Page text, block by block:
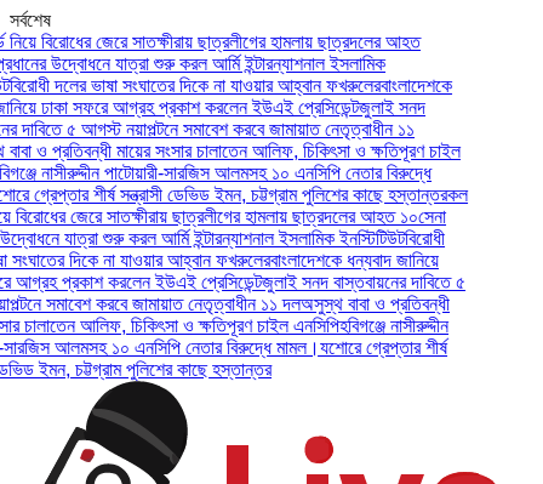
সর্বশেষ
জেরে সাতক্ষীরায় ছাত্রলীগের হামলায় ছাত্রদলের আহত
উদ্বোধনে যাত্রা শুরু করল আর্মি ইন্টারন্যাশনাল ইসলামিক
দলের ভাষা সংঘাতের দিকে না যাওয়ার আহ্বান ফখরুলেরবাংলাদেশকে
ঢাকা সফরে আগ্রহ প্রকাশ করলেন ইউএই প্রেসিডেন্টজুলাই সনদ
৫ আগস্ট নয়াপল্টনে সমাবেশ করবে জামায়াত নেতৃত্বাধীন ১১
মায়ের সংসার চালাতেন আলিফ, চিকিৎসা ও ক্ষতিপূরণ চাইল
পাটোয়ারী-সারজিস আলমসহ ১০ এনসিপি নেতার বিরুদ্ধে
শীর্ষ সন্ত্রাসী ডেভিড ইমন, চট্টগ্রাম পুলিশের কাছে হস্তান্তরকল
জেরে সাতক্ষীরায় ছাত্রলীগের হামলায় ছাত্রদলের আহত ১০সেনা
যাত্রা শুরু করল আর্মি ইন্টারন্যাশনাল ইসলামিক ইনস্টিটিউটবিরোধী
দিকে না যাওয়ার আহ্বান ফখরুলেরবাংলাদেশকে ধন্যবাদ জানিয়ে
প্রকাশ করলেন ইউএই প্রেসিডেন্টজুলাই সনদ বাস্তবায়নের দাবিতে ৫
করবে জামায়াত নেতৃত্বাধীন ১১ দল অসুস্থ বাবা ও প্রতিবন্ধী
আলিফ, চিকিৎসা ও ক্ষতিপূরণ চাইল এনসিপিহবিগঞ্জে নাসীরুদ্দীন
আলমসহ ১০ এনসিপি নেতার বিরুদ্ধে মামল।যশোরে গ্রেপ্তার শীর্ষ
চট্টগ্রাম পুলিশের কাছে হস্তান্তর